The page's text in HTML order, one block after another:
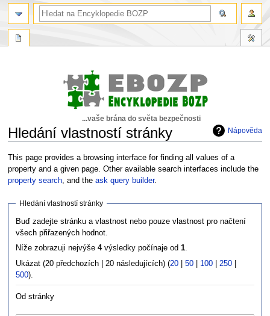
...vaše brána do světa bezpečnosti
Nápověda
Hledání vlastností stránky
Skočit
na
navigaci
Skočit
na
vyhledávání
This page provides a browsing interface for finding all values of a
property and a given page. Other available search interfaces include the
property search, and the ask query builder.
Hledání vlastností stránky
Buď zadejte stránku a vlastnost nebo pouze vlastnost pro načtení
všech přiřazených hodnot.
Níže zobrazuji nejvýše4výsledky počínaje od1.
Ukázat (20 předchozích | 20 následujících) (20 |50 100 250
500).
Od stránky